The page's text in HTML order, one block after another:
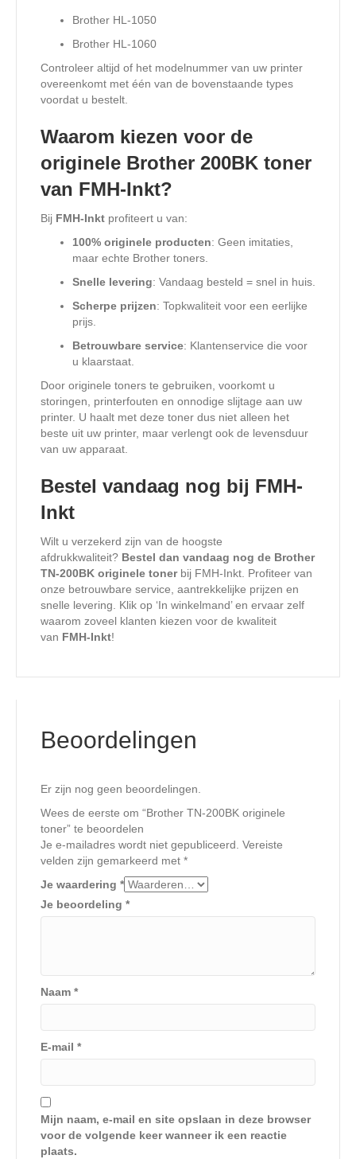
Brother HL-1050
Brother HL-1060
Controleer altijd of het modelnummer van uw printer
overeenkomt met één van de bovenstaande types
voordat u bestelt.
Waarom kiezen voor de
originele Brother 200BK toner
van FMH-Inkt?
Bij FMH-Inkt profiteert u van:
100% originele producten: Geen imitaties,
maar echte Brother toners.
Snelle levering: Vandaag besteld = snel in huis.
Scherpe prijzen: Topkwaliteit voor een eerlijke
prijs.
Betrouwbare service: Klantenservice die voor
u klaarstaat.
Door originele toners te gebruiken, voorkomt u
storingen, printerfouten en onnodige slijtage aan uw
printer. U haalt met deze toner dus niet alleen het
beste uit uw printer, maar verlengt ook de levensduur
van uw apparaat.
Bestel vandaag nog bij FMH-
Inkt
Wilt u verzekerd zijn van de hoogste
afdrukkwaliteit? Bestel dan vandaag nog de Brother
TN-200BK originele tonerbij FMH-Inkt. Profiteer van
onze betrouwbare service, aantrekkelijke prijzen en
snelle levering. Klik op ‘In winkelmand’ en ervaar zelf
waarom zoveel klanten kiezen voor de kwaliteit
van FMH-Inkt!
Beoordelingen
Er zijn nog geen beoordelingen.
Wees de eerste om “Brother TN-200BK originele
toner” te beoordelen
Je e-mailadres wordt niet gepubliceerd. Vereiste
velden zijn gemarkeerd met *
Je waardering *
Je beoordeling *
Naam *
E-mail *
Mijn naam, e-mail en site opslaan in deze browser
voor de volgende keer wanneer ik een reactie
plaats.